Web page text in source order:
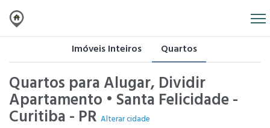
Imóveis Inteiros Quartos
Quartos para Alugar, Dividir
Apartamento • Santa Felicidade -
Curitiba - PR Alterar cidade